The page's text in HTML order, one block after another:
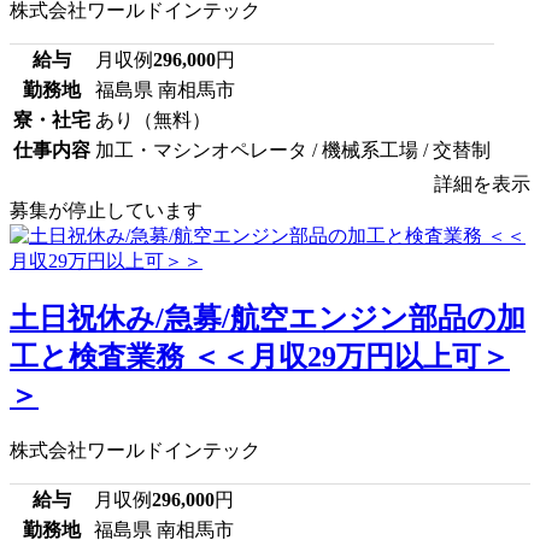
株式会社ワールドインテック
給与 月収例296,000円
勤務地
福島県 南相馬市
寮・社宅 あり（無料）
仕事内容 加工・マシンオペレータ / 機械系工場 / 交替制
詳細を表示
募集が停止しています
土日祝休み/急募/航空エンジン部品の加
工と検査業務 ＜＜月収29万円以上可＞
＞
株式会社ワールドインテック
給与 月収例296,000円
勤務地
福島県 南相馬市